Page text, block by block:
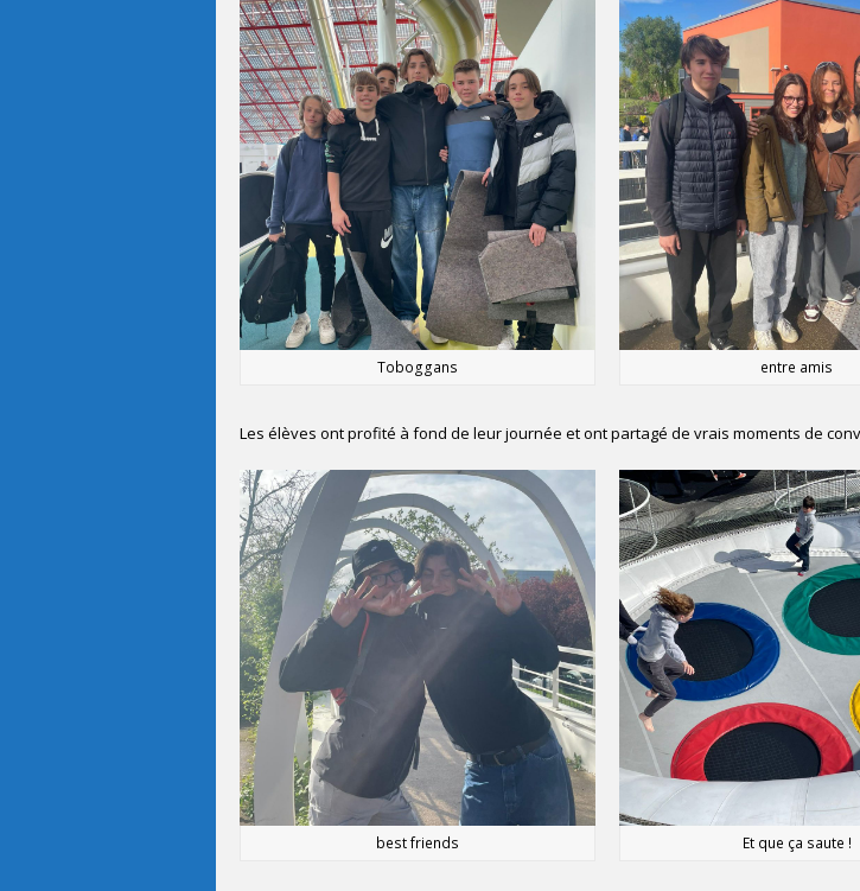
Toboggans entre amis
Les élèves ont profité à fond de leur journée et ont partagé de vrais moments de
best friends Et que ça saute !